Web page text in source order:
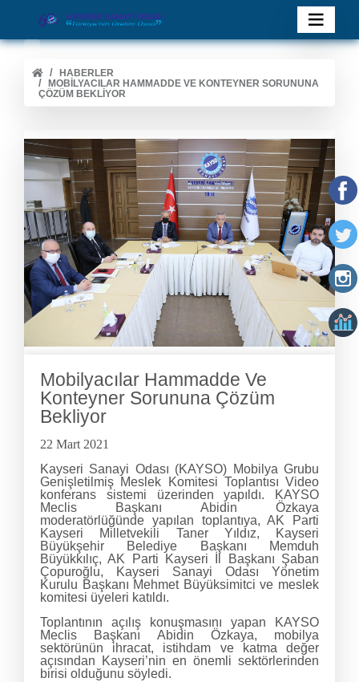
HABERLER
MOBILYACILAR HAMMADDE VE KONTEYNER SORUNUNA
ÇÖZÜM BEKLIYOR
Mobilyacılar Hammadde Ve
Konteyner Sorununa Çözüm
Bekliyor
22 Mart 2021
Kayseri Sanayi Odası (KAYSO) Mobilya Grubu
Genişletilmiş Meslek Komitesi Toplantısı Video
konferans sistemi üzerinden yapıldı. KAYSO
Meclis Başkanı Abidin Özkaya
moderatörlüğünde yapılan toplantıya, AK Parti
Kayseri Milletvekili Taner Yıldız, Kayseri
Büyükşehir Belediye Başkanı Memduh
Büyükkılıç, AK Parti Kayseri İl Başkanı Şaban
Çopuroğlu, Kayseri Sanayi Odası Yönetim
Kurulu Başkanı Mehmet Büyüksimitci ve meslek
komitesi üyeleri katıldı.
Toplantının açılış konuşmasını yapan KAYSO
Meclis Başkanı Abidin Özkaya, mobilya
sektörünün ihracat, istihdam ve katma değer
açısından Kayseri’nin en önemli sektörlerinden
birisi olduğunu söyledi.